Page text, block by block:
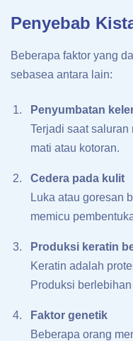
Penyebab
Beberapa faktor yang
sebasea antara lain:
Penyumbatan
Terjadi saat
mati atau kotoran.
Cedera pada kulit
Luka atau goresan
memicu
Produksi keratin
Keratin adalah
Produksi
Faktor genetik
Beberapa orang